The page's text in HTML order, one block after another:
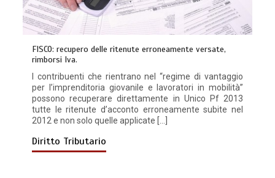
FISCO: recupero delle ritenute erroneamente versate,
rimborsi Iva.
I contribuenti che rientrano nel “regime di vantaggio
per l’imprenditoria giovanile e lavoratori in mobilità”
possono recuperare direttamente in Unico Pf 2013
tutte le ritenute d’acconto erroneamente subite nel
2012 e non solo quelle applicate […]
Diritto Tributario